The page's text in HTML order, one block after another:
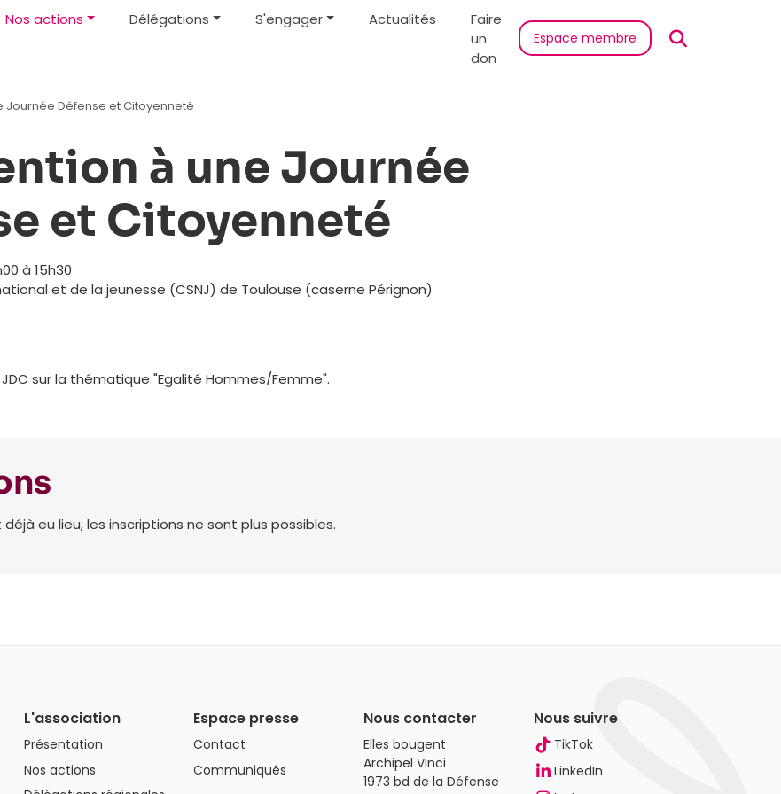
Nos actions Délégations S'engager Actualités
Faire
un
don
Espace membre
Journée Défense et Citoyenneté
à une Journée
et Citoyenneté
à 15h30
et de la jeunesse (CSNJ) de Toulouse (caserne Pérignon)
sur la thématique "Egalité Hommes/Femme".
eu lieu, les inscriptions ne sont plus possibles.
L'association
Présentation
Nos actions
Espace presse
Contact
Communiqués
Nous contacter
Elles bougent
Archipel Vinci
1973 bd de la Défense
Nous suivre
TikTok
LinkedIn